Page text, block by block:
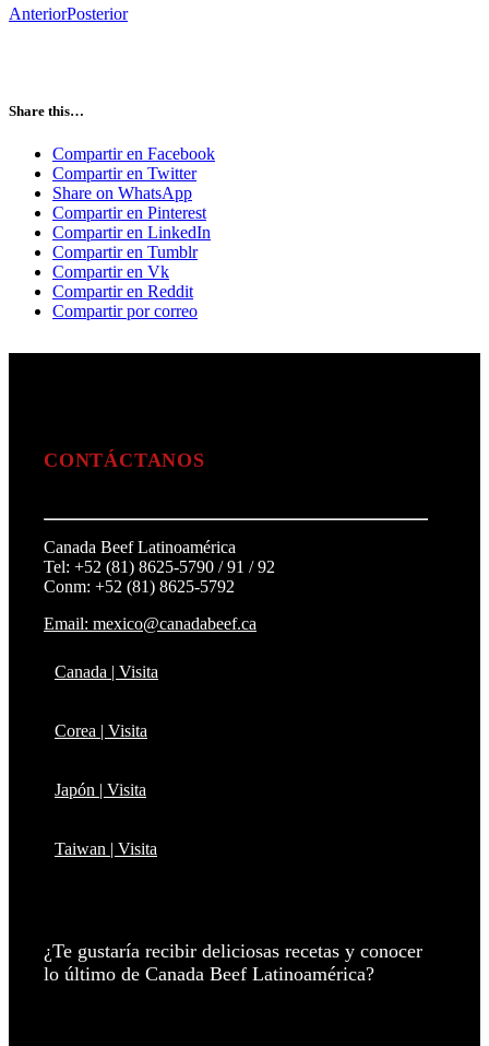
AnteriorPosterior
Share this…
Compartir en Facebook
Compartir en Twitter
Share on WhatsApp
Compartir en Pinterest
Compartir en LinkedIn
Compartir en Tumblr
Compartir en Vk
Compartir en Reddit
Compartir por correo
CONTÁCTANOS
Canada Beef Latinoamérica
Tel: +52 (81) 8625-5790 / 91 / 92
Conm: +52 (81) 8625-5792
Email: mexico@canadabeef.ca
Canada | Visita
Corea | Visita
Japón | Visita
Taiwan | Visita
¿Te gustaría recibir deliciosas recetas y conocer
lo último de Canada Beef Latinoamérica?